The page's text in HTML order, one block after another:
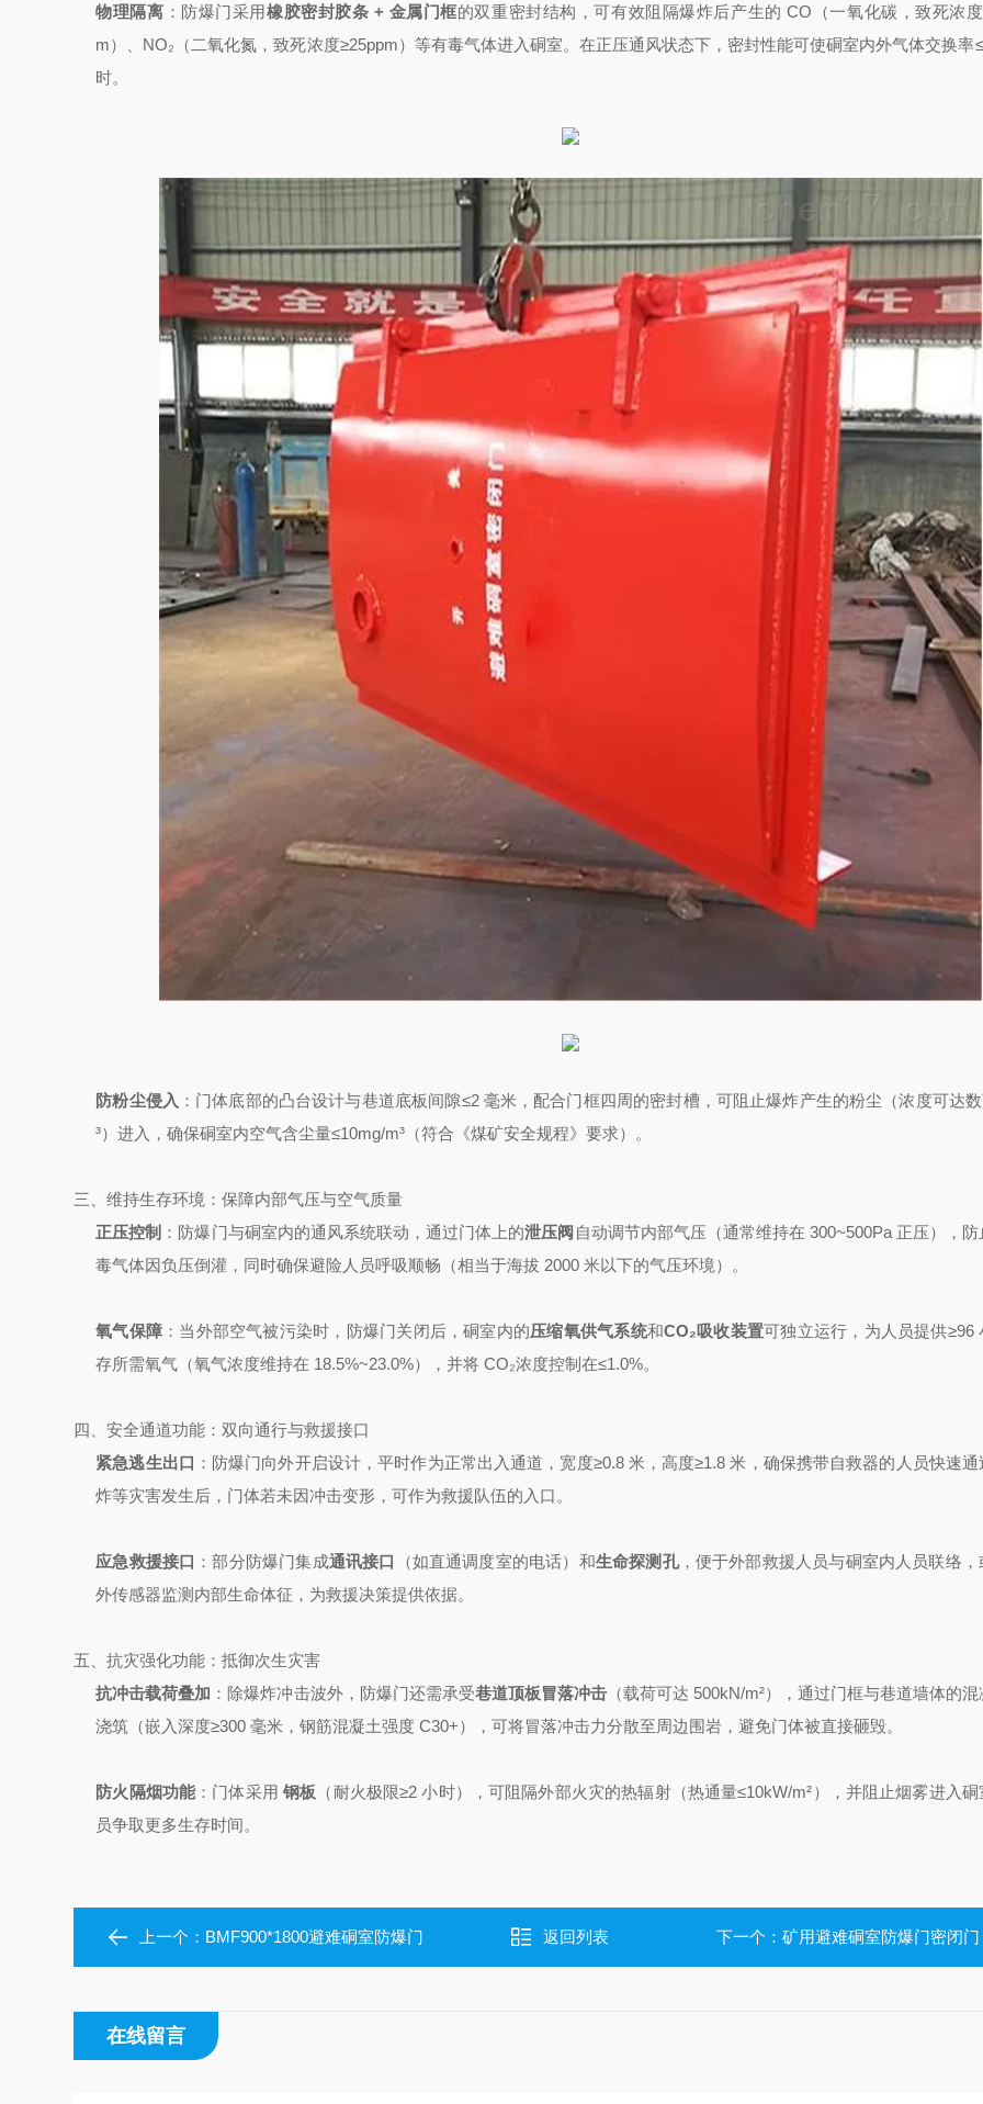
物理隔离 ：防爆门采用橡胶密封胶条 + 金属门框的双重密封结构，可有效阻隔爆炸后产生的 CO（一氧化碳，致死浓
m）、NO₂（二氧化氮，致死浓度≥25ppm）等有毒气体进入硐室。在正压通风状态下，密封性能可使硐室内外气体交换率
时。
防粉尘侵入 ：门体底部的凸台设计与巷道底板间隙≤2 毫米，配合门框四周的密封槽，可阻止爆炸产生的粉尘（浓度可达
³）进入，确保硐室内空气含尘量≤10mg/m³（符合《煤矿安全规程》要求）。
三、维持生存环境：保障内部气压与空气质量
正压控制 ：防爆门与硐室内的通风系统联动，通过门体上的泄压阀 自动调节内部气压（通常维持在 300~500Pa 正压），
毒气体因负压倒灌，同时确保避险人员呼吸顺畅（相当于海拔 2000 米以下的气压环境）。
氧气保障 ：当外部空气被污染时，防爆门关闭后，硐室内的压缩氧供气系统和CO₂吸收装置可独立运行，为人员提供≥96
存所需氧气（氧气浓度维持在 18.5%~23.0%），并将 CO₂浓度控制在≤1.0%。
四、安全通道功能：双向通行与救援接口
紧急逃生出口 ：防爆门向外开启设计，平时作为正常出入通道，宽度≥0.8 米，高度≥1.8 米，确保携带自救器的人员快速
炸等灾害发生后，门体若未因冲击变形，可作为救援队伍的入口。
应急救援接口 ：部分防爆门集成通讯接口 （如直通调度室的电话）和生命探测孔，便于外部救援人员与硐室内人员联络，
外传感器监测内部生命体征，为救援决策提供依据。
五、抗灾强化功能：抵御次生灾害
抗冲击载荷叠加 ：除爆炸冲击波外，防爆门还需承受巷道顶板冒落冲击 （载荷可达 500kN/m²），通过门框与巷道墙体的
浇筑（嵌入深度≥300 毫米，钢筋混凝土强度 C30+），可将冒落冲击力分散至周边围岩，避免门体被直接砸毁。
防火隔烟功能 ：门体采用钢板 （耐火极限≥2 小时），可阻隔外部火灾的热辐射（热通量≤10kW/m²），并阻止烟雾进入
员争取更多生存时间。
上一个： BMF900*1800避难硐室防爆门 返回列表 下一个： 矿用避难硐室防爆门密闭门
在线留言